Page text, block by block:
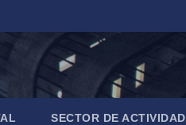
SECTOR DE ACTIVIDAD